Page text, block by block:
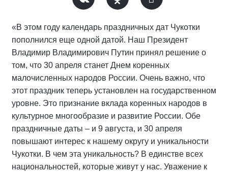
«В этом году календарь праздничных дат Чукотки
пополнился еще одной датой. Наш Президент
Владимир Владимирович Путин принял решение о
том, что 30 апреля станет Днем коренных
малочисленных народов России. Очень важно, что
этот праздник теперь установлен на государственном
уровне. Это признание вклада коренных народов в
культурное многообразие и развитие России. Обе
праздничные даты – и 9 августа, и 30 апреля
повышают интерес к нашему округу и уникальности
Чукотки. В чем эта уникальность? В единстве всех
национальностей, которые живут у нас. Уважение к